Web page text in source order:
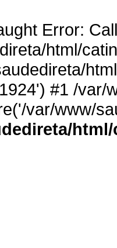
Error:
html/
#1 /var/
var/www/